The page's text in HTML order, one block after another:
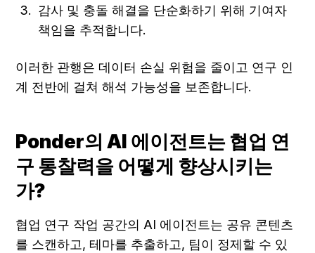
감사 및 충돌 해결을 단순화하기 위해 기여자
책임을 추적합니다.
이러한 관행은 데이터 손실 위험을 줄이고 연구 인
계 전반에 걸쳐 해석 가능성을 보존합니다.
Ponder의 AI 에이전트는 협업 연
구 통찰력을 어떻게 향상시키는
가?
협업 연구 작업 공간의 AI 에이전트는 공유 콘텐츠
를 스캔하고, 테마를 추출하고, 팀이 정제할 수 있